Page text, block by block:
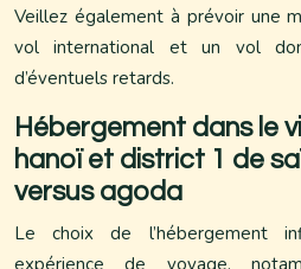
Veillez également à prévoir une
vol international et un vol
d’éventuels retards.
Hébergement dans le
hanoï et district 1 de
versus agoda
Le choix de l’hébergement